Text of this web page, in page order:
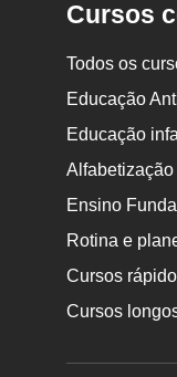
Cursos
Todos os
Educação
Educação
Ensino
Rotina e
Cursos
Cursos